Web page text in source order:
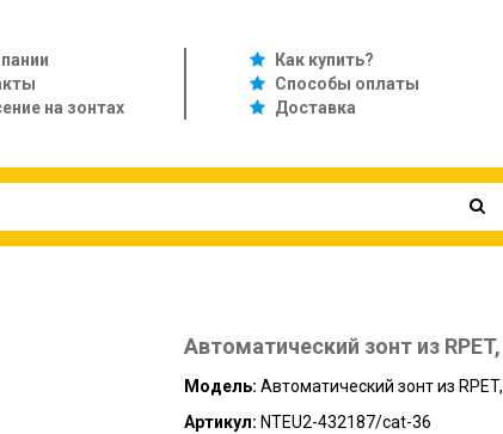
на зонтах
Как купить?
Способы оплаты
Доставка
Автоматический зонт из
Модель: Автоматический зонт из
Артикул: NTEU2-432187/cat-36